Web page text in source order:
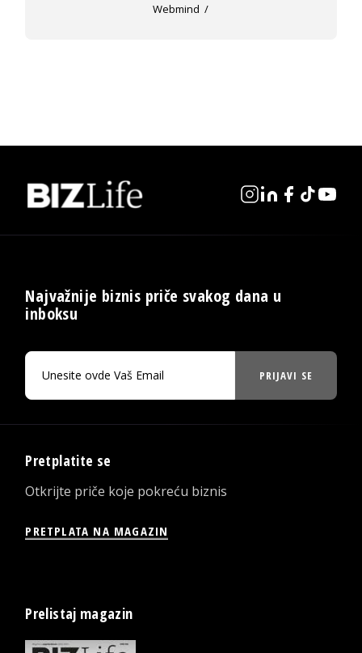
Webmind
Najvažnije biznis priče svakog dana u
inboksu
PRIJAVI SE
Pretplatite se
Otkrijte priče koje pokreću biznis
PRETPLATA NA MAGAZIN
Prelistaj magazin